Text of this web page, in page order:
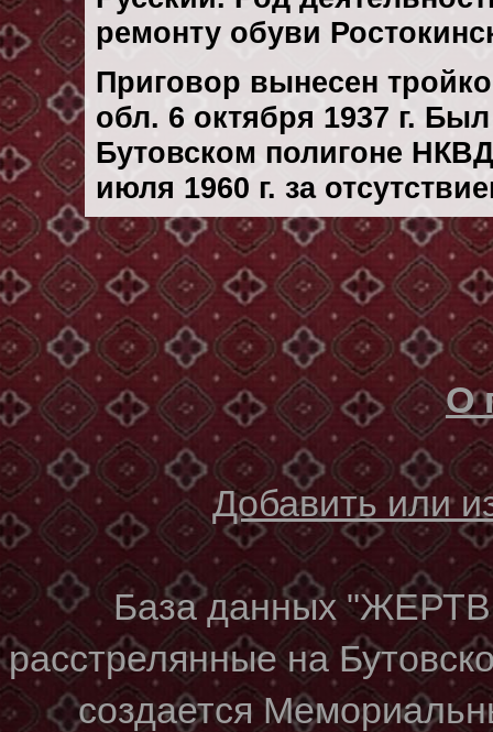
ремонту обуви
Приговор вынесен
обл. 6 октября 1937 г.
Бутовском полигоне
июля 1960 г. за
О
Добавить или
База данных
расстрелянные на
создается